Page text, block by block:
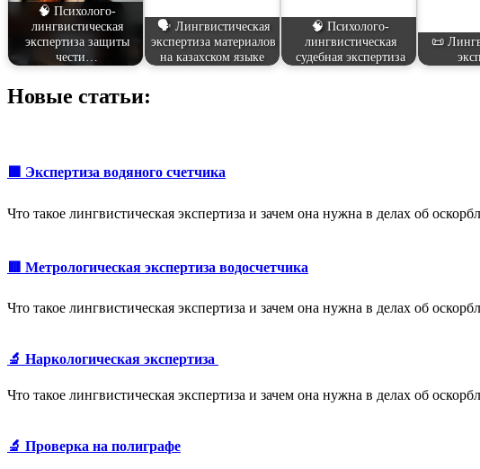
🧠 Психолого-
лингвистическая
экспертиза защиты
чести…
🗣️ Лингвистическая
экспертиза материалов
на казахском языке
🧠 Психолого-
лингвистическая
судебная экспертиза
📜
Новые статьи:
🟩 Экспертиза водяного счетчика
Что такое лингвистическая экспертиза и зачем она нужна в делах об
🟥 Метрологическая экспертиза водосчетчика
Что такое лингвистическая экспертиза и зачем она нужна в делах об
🔬 Наркологическая экспертиза
Что такое лингвистическая экспертиза и зачем она нужна в делах об
🔬 Проверка на полиграфе